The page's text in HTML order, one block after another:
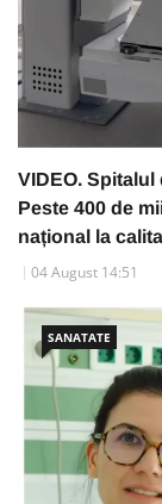
VIDEO.
Peste 400 de
național la
04 August 14:51
SANATATE